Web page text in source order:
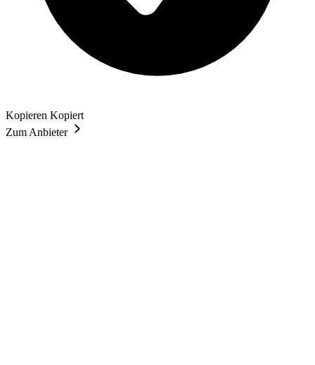
Kopieren Kopiert
Zum Anbieter